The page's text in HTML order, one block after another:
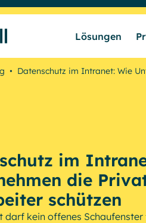
Lösungen
• Datenschutz im Intranet: Wie
im
die
schützen
darf kein offenes